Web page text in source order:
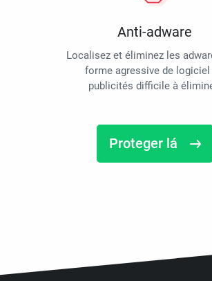
Anti-adware
Localisez et éliminez les
forme agressive de logiciel
publicités difficile à
Proteger lá